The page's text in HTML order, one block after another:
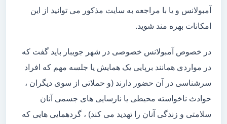
آمبولانس و یا با مراجعه به سایت مذکور می توانید از این
امکانات بهره مند شوید.
در خصوص آمبولانس خصوصی در شهر جویبار باید گفت که
در مواردی همانند برپایی یک همایش یا جلسه مهم که افراد
سرشناسی در آن حضور دارند (و حملاتی از سوی دیگران ،
حوادث ناخواسته محیطی یا نارسایی های جسمی آنان
سلامتی و زندگی آنان را تهدید می کند) ، گردهمایی هایی که